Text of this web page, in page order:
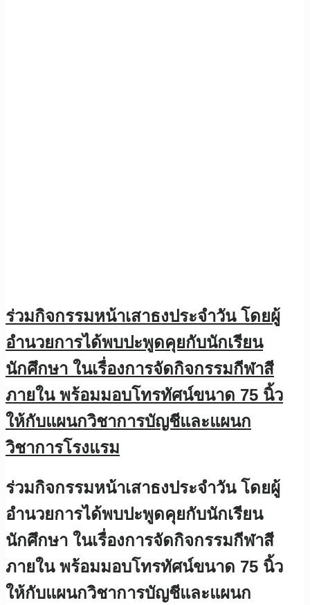
ร่วมกิจกรรมหน้าเสาธงประจำวัน โดยผู้
อำนวยการได้พบปะพูดคุยกับนักเรียน
นักศึกษา ในเรื่องการจัดกิจกรรมกีฬาสี
ภายใน พร้อมมอบโทรทัศน์ขนาด 75 นิ้ว
ให้กับแผนกวิชาการบัญชีและแผนก
วิชาการโรงแรม
ร่วมกิจกรรมหน้าเสาธงประจำวัน โดยผู้
อำนวยการได้พบปะพูดคุยกับนักเรียน
นักศึกษา ในเรื่องการจัดกิจกรรมกีฬาสี
ภายใน พร้อมมอบโทรทัศน์ขนาด 75 นิ้ว
ให้กับแผนกวิชาการบัญชีและแผนก